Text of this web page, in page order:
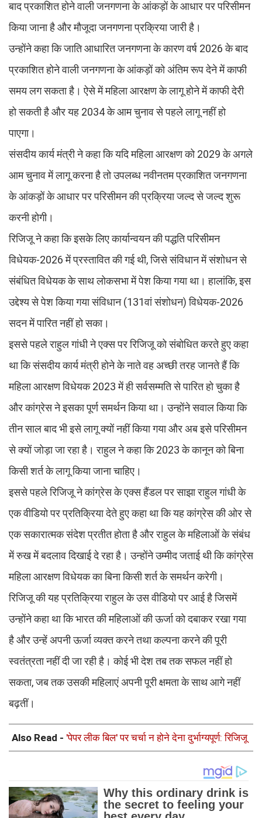
बाद प्रकाशित होने वाली जनगणना के आंकड़ों के आधार पर परिसीमन
किया जाना है और मौजूदा जनगणना प्रक्रिया जारी है।
उन्होंने कहा कि जाति आधारित जनगणना के कारण वर्ष 2026 के बाद
प्रकाशित होने वाली जनगणना के आंकड़ों को अंतिम रूप देने में काफी
समय लग सकता है। ऐसे में महिला आरक्षण के लागू होने में काफी देरी
हो सकती है और यह 2034 के आम चुनाव से पहले लागू नहीं हो
पाएगा।
संसदीय कार्य मंत्री ने कहा कि यदि महिला आरक्षण को 2029 के अगले
आम चुनाव में लागू करना है तो उपलब्ध नवीनतम प्रकाशित जनगणना
के आंकड़ों के आधार पर परिसीमन की प्रक्रिया जल्द से जल्द शुरू
करनी होगी।
रिजिजू ने कहा कि इसके लिए कार्यान्वयन की पद्धति परिसीमन
विधेयक-2026 में प्रस्तावित की गई थी, जिसे संविधान में संशोधन से
संबंधित विधेयक के साथ लोकसभा में पेश किया गया था। हालांकि, इस
उद्देश्य से पेश किया गया संविधान (131वां संशोधन) विधेयक-2026
सदन में पारित नहीं हो सका।
इससे पहले राहुल गांधी ने एक्स पर रिजिजू को संबोधित करते हुए कहा
था कि संसदीय कार्य मंत्री होने के नाते वह अच्छी तरह जानते हैं कि
महिला आरक्षण विधेयक 2023 में ही सर्वसम्मति से पारित हो चुका है
और कांग्रेस ने इसका पूर्ण समर्थन किया था। उन्होंने सवाल किया कि
तीन साल बाद भी इसे लागू क्यों नहीं किया गया और अब इसे परिसीमन
से क्यों जोड़ा जा रहा है। राहुल ने कहा कि 2023 के कानून को बिना
किसी शर्त के लागू किया जाना चाहिए।
इससे पहले रिजिजू ने कांग्रेस के एक्स हैंडल पर साझा राहुल गांधी के
एक वीडियो पर प्रतिक्रिया देते हुए कहा था कि यह कांग्रेस की ओर से
एक सकारात्मक संदेश प्रतीत होता है और राहुल के महिलाओं के संबंध
में रुख में बदलाव दिखाई दे रहा है। उन्होंने उम्मीद जताई थी कि कांग्रेस
महिला आरक्षण विधेयक का बिना किसी शर्त के समर्थन करेगी।
रिजिजू की यह प्रतिक्रिया राहुल के उस वीडियो पर आई है जिसमें
उन्होंने कहा था कि भारत की महिलाओं की ऊर्जा को दबाकर रखा गया
है और उन्हें अपनी ऊर्जा व्यक्त करने तथा कल्पना करने की पूरी
स्वतंत्रता नहीं दी जा रही है। कोई भी देश तब तक सफल नहीं हो
सकता, जब तक उसकी महिलाएं अपनी पूरी क्षमता के साथ आगे नहीं
बढ़तीं।
Also Read - 'पेपर लीक बिल' पर चर्चा न होने देना दुर्भाग्यपूर्ण: रिजिजू